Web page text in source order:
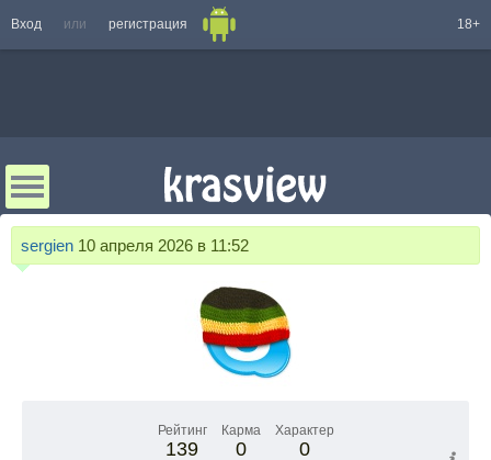
Вход или регистрация 18+
sergien 10 апреля 2026 в 11:52
Рейтинг
139
Карма
0
Характер
0